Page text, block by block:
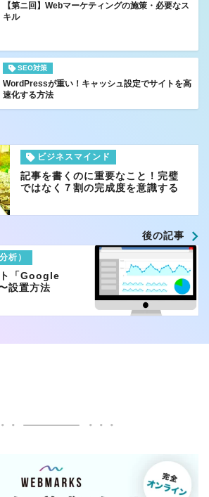
【第ニ回】Webマーケティングの施策・必要なス
キル
SEO対策
WordPressが重い！キャッシュ設定でサイトを高
速化する方法
ビジネスマインド
記事を書くのに重要なこと！完璧
ではなく７割の完成度を意識する
後の記事
析）
「Google
設置方法